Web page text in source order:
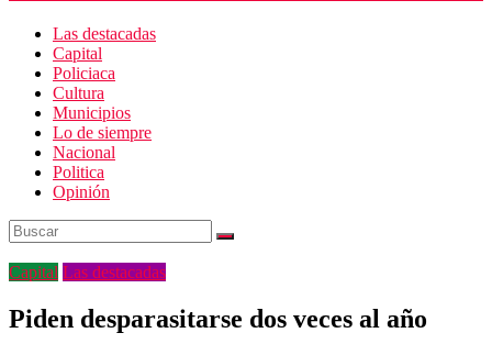
Las destacadas
Capital
Policiaca
Cultura
Municipios
Lo de siempre
Nacional
Politica
Opinión
Capital Las destacadas
Piden desparasitarse dos veces al año